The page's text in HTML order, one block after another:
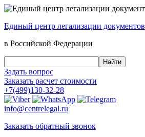
Единый центр легализации документов
в Российской Федерации
Задать вопрос
Заказать расчет стоимости
+7(499)130-32-28
info@centrelegal.ru
Заказать обратный звонок